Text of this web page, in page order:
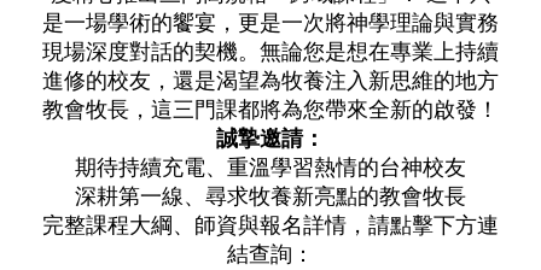
是一場學術的饗宴，更是一次將神學理論與實務
現場深度對話的契機。無論您是想在專業上持續
進修的校友，還是渴望為牧養注入新思維的地方
教會牧長，這三門課都將為您帶來全新的啟發！
誠摯邀請：
期待持續充電、重溫學習熱情的台神校友
深耕第一線、尋求牧養新亮點的教會牧長
完整課程大綱、師資與報名詳情，請點擊下方連
結查詢：